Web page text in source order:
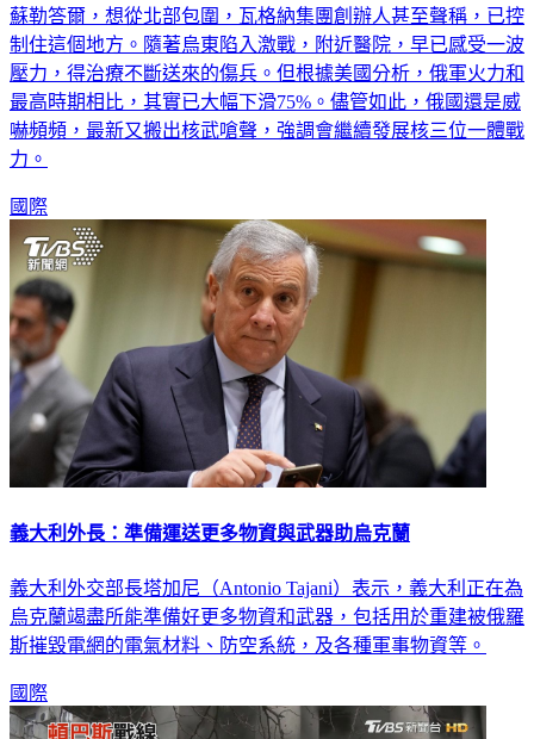
蘇勒答爾，想從北部包圍，瓦格納集團創辦人甚至聲稱，已控
制住這個地方。隨著烏東陷入激戰，附近醫院，早已感受一波
壓力，得治療不斷送來的傷兵。但根據美國分析，俄軍火力和
最高時期相比，其實已大幅下滑75%。儘管如此，俄國還是威
嚇頻頻，最新又搬出核武嗆聲，強調會繼續發展核三位一體戰
力。
國際
義大利外長：準備運送更多物資與武器助烏克蘭
義大利外交部長塔加尼（Antonio Tajani）表示，義大利正在為
烏克蘭竭盡所能準備好更多物資和武器，包括用於重建被俄羅
斯摧毀電網的電氣材料、防空系統，及各種軍事物資等。
國際